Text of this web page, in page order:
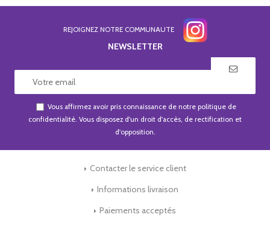
REJOIGNEZ NOTRE COMMUNAUTE
NEWSLETTER
Vous affirmez avoir pris connaissance de notre politique de
confidentialité. Vous disposez d'un droit d'accès, de rectification et
d'opposition.
Contacter le service client
Informations livraison
Paiements acceptés